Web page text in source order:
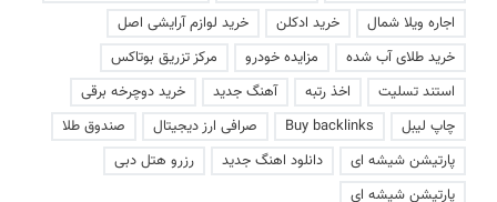
اجاره ویلا شمال
خرید ادکلن
خرید لوازم آرایشی اصل
خرید طلای آب شده
مزایده خودرو
مرکز تزریق بوتاکس
استند تسلیت
اخذ رتبه آهنگ جدید
خرید دوچرخه برقی
چاپ لیبل
Buy backlinks صرافی ارز دیجیتال
صندوق طلا
پارتیشن شیشه ای
دانلود اهنگ جدید
رزرو هتل دبی
پارتیشن شیشه ای